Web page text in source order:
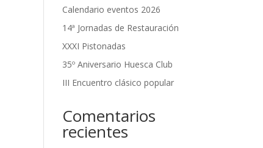
Calendario eventos 2026
14ª Jornadas de Restauración
XXXI Pistonadas
35º Aniversario Huesca Club
III Encuentro clásico popular
Comentarios
recientes